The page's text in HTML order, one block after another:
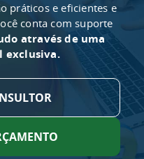
práticos e eficientes e
conta com suporte
através de uma
exclusiva.